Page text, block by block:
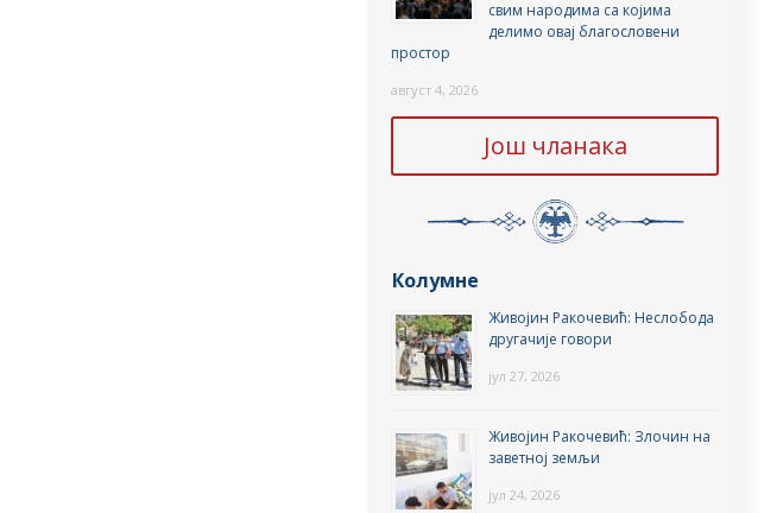
свим народима са којима
делимо овај благословени
простор
август 4, 2026
Још чланака
Колумне
Живојин Ракочевић: Неслобода
другачије говори
јул 27, 2026
Живојин Ракочевић: Злочин на
заветној земљи
јул 24, 2026